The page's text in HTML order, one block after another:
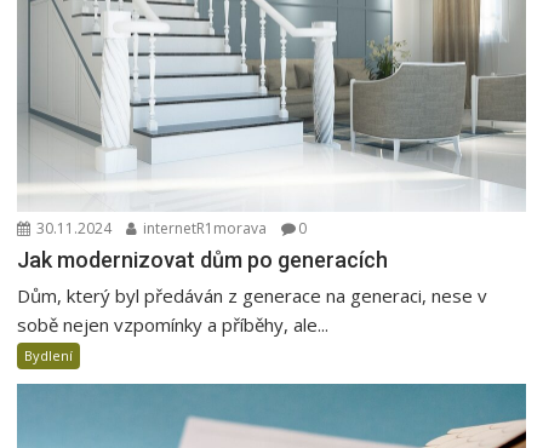
30.11.2024 internetR1morava 0
Jak modernizovat dům po generacích
Dům, který byl předáván z generace na generaci, nese v
sobě nejen vzpomínky a příběhy, ale...
Bydlení